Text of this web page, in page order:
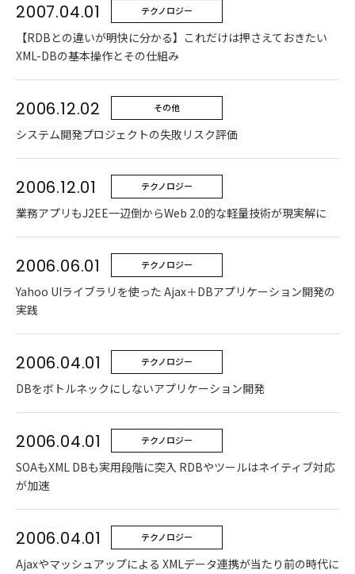
2007.04.01 テクノロジー
【RDBとの違いが明快に分かる】これだけは押さえておきたい
XML-DBの基本操作とその仕組み
2006.12.02 その他
システム開発プロジェクトの失敗リスク評価
2006.12.01 テクノロジー
業務アプリもJ2EE一辺倒からWeb 2.0的な軽量技術が現実解に
2006.06.01 テクノロジー
Yahoo UIライブラリを使った Ajax＋DBアプリケーション開発の
実践
2006.04.01 テクノロジー
DBをボトルネックにしないアプリケーション開発
2006.04.01 テクノロジー
SOAもXML DBも実用段階に突入 RDBやツールはネイティブ対応
が加速
2006.04.01 テクノロジー
Ajaxやマッシュアップによる XMLデータ連携が当たり前の時代に